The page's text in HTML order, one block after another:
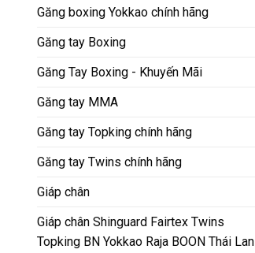
Găng boxing Yokkao chính hãng
Găng tay Boxing
Găng Tay Boxing - Khuyến Mãi
Găng tay MMA
Găng tay Topking chính hãng
Găng tay Twins chính hãng
Giáp chân
Giáp chân Shinguard Fairtex Twins
Topking BN Yokkao Raja BOON Thái Lan